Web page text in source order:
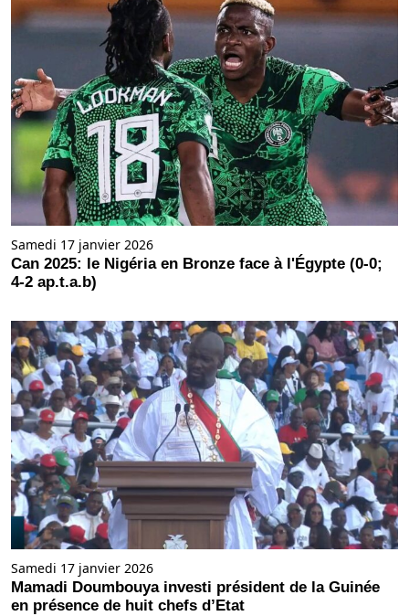
Samedi 17 janvier 2026
Can 2025: le Nigéria en Bronze face à l'Égypte (0-0;
4-2 ap.t.a.b)
Samedi 17 janvier 2026
Mamadi Doumbouya investi président de la Guinée
en présence de huit chefs d’Etat